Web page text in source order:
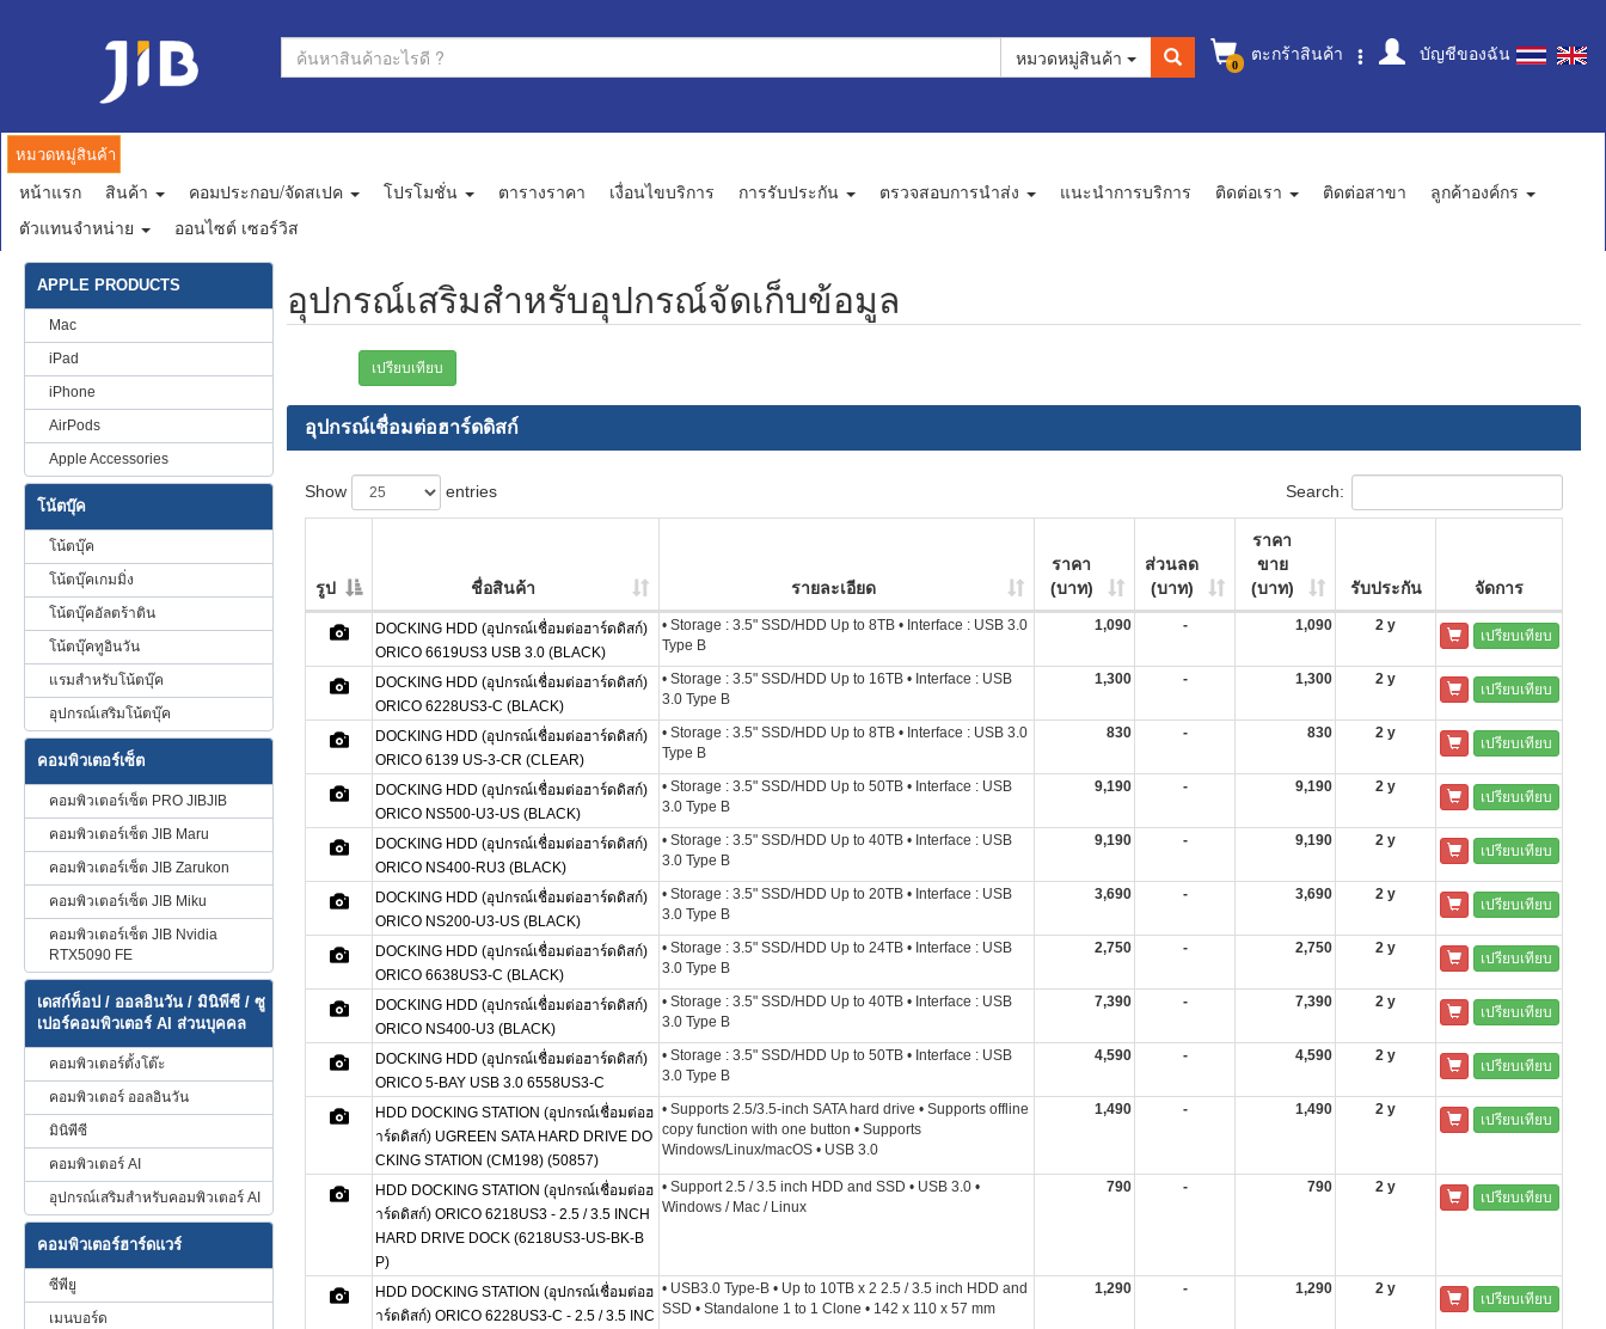
0 ตะกร้าสินค้า บัญชีของฉัน
หมวดหมู่สินค้า
หมวดหมู่สินค้า
หน้าแรก สินค้า คอมประกอบ/จัดสเปค โปรโมชั่น ตารางราคา เงื่อนไขบริการ การรับประกัน ตรวจสอบการนำส่ง แนะนำการบริการ ติดต่อเรา ติดต่อสาขา
ลูกค้าองค์กร
ตัวแทนจำหน่าย
ออนไซต์ เซอร์วิส
APPLE PRODUCTS
Mac
iPad
iPhone
AirPods
Apple Accessories
โน้ตบุ๊ค
โน้ตบุ๊ค
โน้ตบุ๊คเกมมิ่ง
โน้ตบุ๊คอัลตร้าติน
โน้ตบุ๊คทูอินวัน
แรมสำหรับโน้ตบุ๊ค
อุปกรณ์เสริมโน้ตบุ๊ค
คอมพิวเตอร์เซ็ต
คอมพิวเตอร์เซ็ต PRO JIBJIB
คอมพิวเตอร์เซ็ต JIB Maru
คอมพิวเตอร์เซ็ต JIB Zarukon
คอมพิวเตอร์เซ็ต JIB Miku
คอมพิวเตอร์เซ็ต JIB Nvidia
RTX5090 FE
เดสก์ท็อป / ออลอินวัน / มินิพีซี / ซู
เปอร์คอมพิวเตอร์ AI ส่วนบุคคล
คอมพิวเตอร์ตั้งโต๊ะ
คอมพิวเตอร์ ออลอินวัน
มินิพีซี
คอมพิวเตอร์ AI
อุปกรณ์เสริมสำหรับคอมพิวเตอร์ AI
คอมพิวเตอร์ฮาร์ดแวร์
ซีพียู
เมนบอร์ด
อุปกรณ์เสริมสำหรับอุปกรณ์จัดเก็บข้อมูล
เปรียบเทียบ
อุปกรณ์เชื่อมต่อฮาร์ดดิสก์
Show entries Search:
รูป ชื่อสินค้า รายละเอียด
ราคา
(บาท)
ส่วนลด
(บาท)
ราคา
ขาย
(บาท)
รับประกัน จัดการ
DOCKING HDD (อุปกรณ์เชื่อมต่อฮาร์ดดิสก์)
ORICO 6619US3 USB 3.0 (BLACK)
• Storage : 3.5" SSD/HDD Up to 8TB • Interface : USB 3.0
Type B
1,090 - 1,090 2 y
เปรียบเทียบ
DOCKING HDD (อุปกรณ์เชื่อมต่อฮาร์ดดิสก์)
ORICO 6228US3-C (BLACK)
• Storage : 3.5" SSD/HDD Up to 16TB • Interface : USB
3.0 Type B
1,300 - 1,300 2 y
เปรียบเทียบ
DOCKING HDD (อุปกรณ์เชื่อมต่อฮาร์ดดิสก์)
ORICO 6139 US-3-CR (CLEAR)
• Storage : 3.5" SSD/HDD Up to 8TB • Interface : USB 3.0
Type B
830 - 830 2 y
เปรียบเทียบ
DOCKING HDD (อุปกรณ์เชื่อมต่อฮาร์ดดิสก์)
ORICO NS500-U3-US (BLACK)
• Storage : 3.5" SSD/HDD Up to 50TB • Interface : USB
3.0 Type B
9,190 - 9,190 2 y
เปรียบเทียบ
DOCKING HDD (อุปกรณ์เชื่อมต่อฮาร์ดดิสก์)
ORICO NS400-RU3 (BLACK)
• Storage : 3.5" SSD/HDD Up to 40TB • Interface : USB
3.0 Type B
9,190 - 9,190 2 y
เปรียบเทียบ
DOCKING HDD (อุปกรณ์เชื่อมต่อฮาร์ดดิสก์)
ORICO NS200-U3-US (BLACK)
• Storage : 3.5" SSD/HDD Up to 20TB • Interface : USB
3.0 Type B
3,690 - 3,690 2 y
เปรียบเทียบ
DOCKING HDD (อุปกรณ์เชื่อมต่อฮาร์ดดิสก์)
ORICO 6638US3-C (BLACK)
• Storage : 3.5" SSD/HDD Up to 24TB • Interface : USB
3.0 Type B
2,750 - 2,750 2 y
เปรียบเทียบ
DOCKING HDD (อุปกรณ์เชื่อมต่อฮาร์ดดิสก์)
ORICO NS400-U3 (BLACK)
• Storage : 3.5" SSD/HDD Up to 40TB • Interface : USB
3.0 Type B
7,390 - 7,390 2 y
เปรียบเทียบ
DOCKING HDD (อุปกรณ์เชื่อมต่อฮาร์ดดิสก์)
ORICO 5-BAY USB 3.0 6558US3-C
• Storage : 3.5" SSD/HDD Up to 50TB • Interface : USB
3.0 Type B
4,590 - 4,590 2 y
เปรียบเทียบ
HDD DOCKING STATION (อุปกรณ์เชื่อมต่อฮ
าร์ดดิสก์) UGREEN SATA HARD DRIVE DO
CKING STATION (CM198) (50857)
• Supports 2.5/3.5-inch SATA hard drive • Supports offline
copy function with one button • Supports
Windows/Linux/macOS • USB 3.0
1,490 - 1,490 2 y
เปรียบเทียบ
HDD DOCKING STATION (อุปกรณ์เชื่อมต่อฮ
าร์ดดิสก์) ORICO 6218US3 - 2.5 / 3.5 INCH
HARD DRIVE DOCK (6218US3-US-BK-B
P)
• Support 2.5 / 3.5 inch HDD and SSD • USB 3.0 •
Windows / Mac / Linux
790 - 790 2 y
เปรียบเทียบ
HDD DOCKING STATION (อุปกรณ์เชื่อมต่อฮ
าร์ดดิสก์) ORICO 6228US3-C - 2.5 / 3.5 INC
• USB3.0 Type-B • Up to 10TB x 2 2.5 / 3.5 inch HDD and
SSD • Standalone 1 to 1 Clone • 142 x 110 x 57 mm
1,290 - 1,290 2 y
เปรียบเทียบ